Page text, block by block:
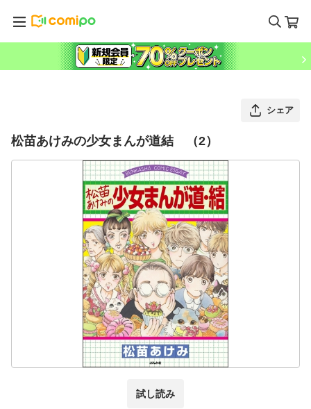
シェア
松苗あけみの少女まんが道結 （2）
試し読み